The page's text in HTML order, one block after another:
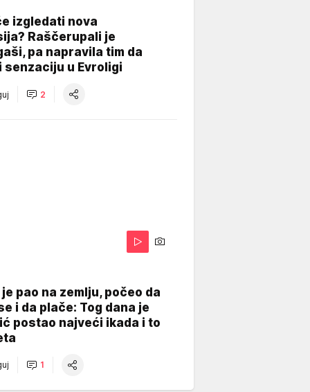
izgledati nova
Raščerupali je
pa napravila tim da
senzaciju u Evroligi
2
pao na zemlju, počeo da
i da plače: Tog dana je
postao najveći ikada i to
1